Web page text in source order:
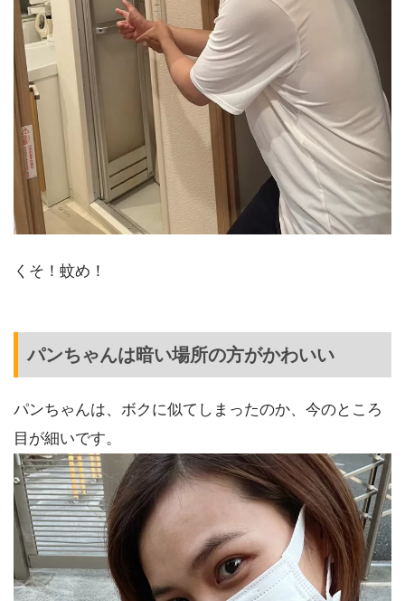
くそ！蚊め！
パンちゃんは暗い場所の方がかわいい
パンちゃんは、ボクに似てしまったのか、今のところ
目が細いです。